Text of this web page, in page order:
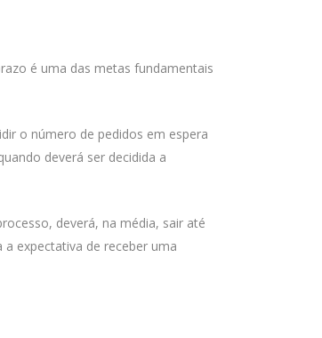
é uma das metas fundamentais
o número de pedidos em espera
deverá ser decidida a
deverá, na média, sair até
expectativa de receber uma